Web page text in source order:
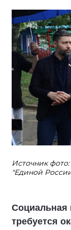
Источник
"Единой
Социальная
требуется